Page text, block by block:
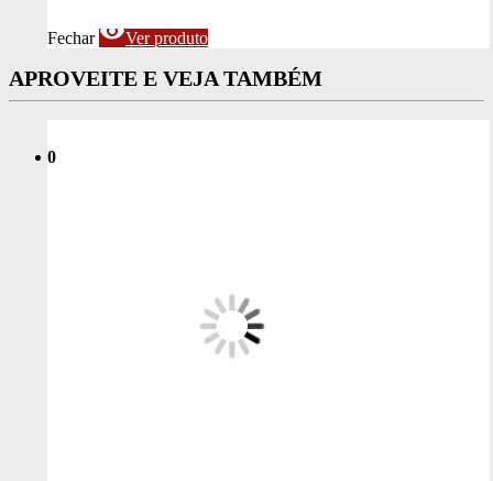
Fechar visibilityVer produto
APROVEITE E VEJA TAMBÉM
0